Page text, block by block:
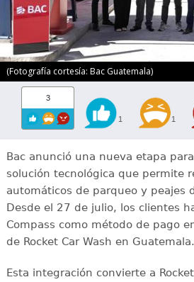
(Fotografía cortesía: Bac Guatemala)
3
1 1
Bac anunció una nueva etapa
solución tecnológica que permite
automáticos de parqueo y peajes
Desde el 27 de julio, los clientes
Compass como método de pago
de Rocket Car Wash en Guatemala.
Esta integración convierte a